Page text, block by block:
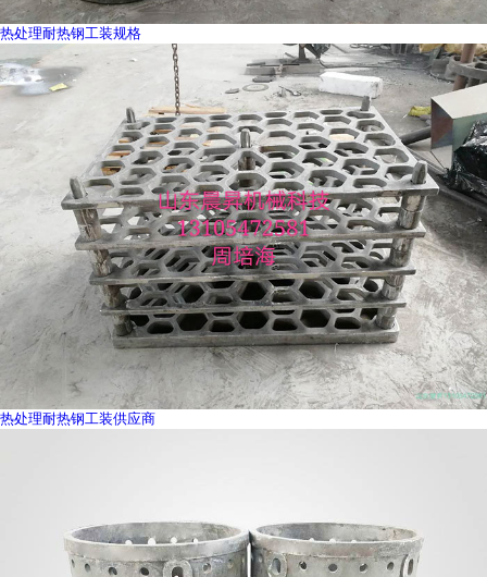
热处理耐热钢工装规格
热处理耐热钢工装供应商